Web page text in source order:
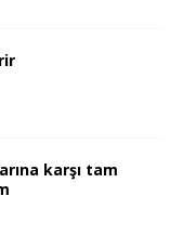
karşı tam